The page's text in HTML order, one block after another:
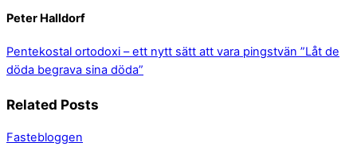
Peter Halldorf
Pentekostal ortodoxi – ett nytt sätt att vara pingstvän ”Låt de
döda begrava sina döda”
Related Posts
Fastebloggen